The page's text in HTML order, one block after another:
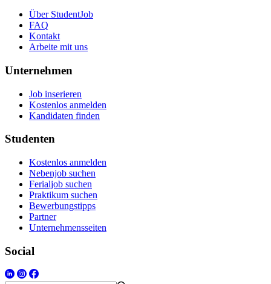
Über StudentJob
FAQ
Kontakt
Arbeite mit uns
Unternehmen
Job inserieren
Kostenlos anmelden
Kandidaten finden
Studenten
Kostenlos anmelden
Nebenjob suchen
Ferialjob suchen
Praktikum suchen
Bewerbungstipps
Partner
Unternehmensseiten
Social